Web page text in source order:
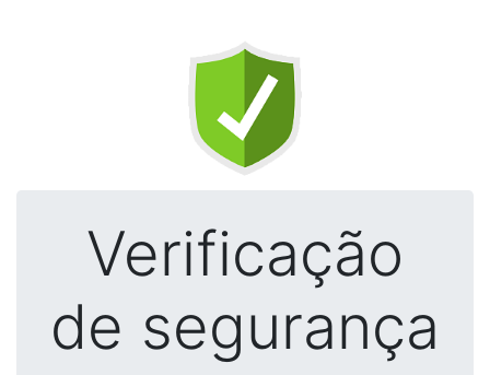
Verificação
de segurança